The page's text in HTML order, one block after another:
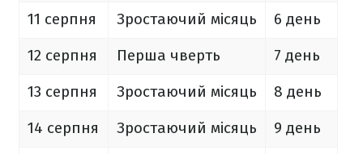
11 серпня Зростаючий місяць
6 день
12 серпня
Перша чверть
7 день
13 серпня
Зростаючий місяць
8 день
14 серпня
Зростаючий місяць
9 день